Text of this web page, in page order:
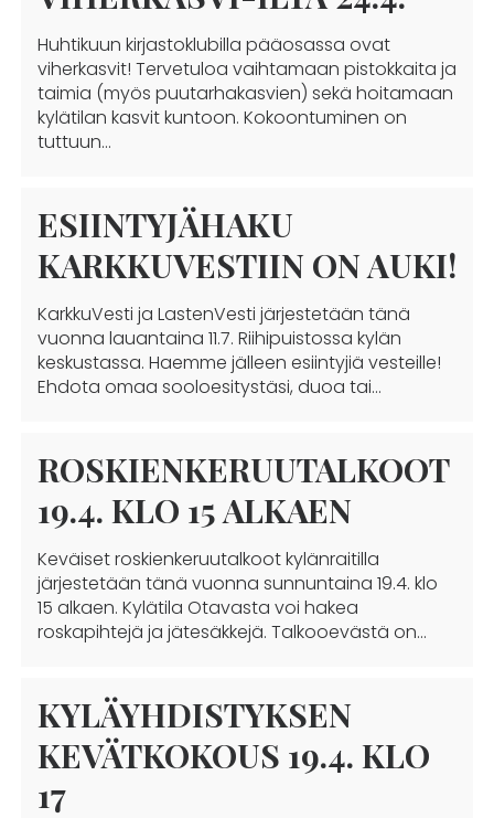
Huhtikuun kirjastoklubilla pääosassa ovat
viherkasvit! Tervetuloa vaihtamaan pistokkaita ja
taimia (myös puutarhakasvien) sekä hoitamaan
kylätilan kasvit kuntoon. Kokoontuminen on
tuttuun…
ESIINTYJÄHAKU
KARKKUVESTIIN ON AUKI!
KarkkuVesti ja LastenVesti järjestetään tänä
vuonna lauantaina 11.7. Riihipuistossa kylän
keskustassa. Haemme jälleen esiintyjiä vesteille!
Ehdota omaa sooloesitystäsi, duoa tai…
ROSKIENKERUUTALKOOT
19.4. KLO 15 ALKAEN
Keväiset roskienkeruutalkoot kylänraitilla
järjestetään tänä vuonna sunnuntaina 19.4. klo
15 alkaen. Kylätila Otavasta voi hakea
roskapihtejä ja jätesäkkejä. Talkooevästä on…
KYLÄYHDISTYKSEN
KEVÄTKOKOUS 19.4. KLO
17